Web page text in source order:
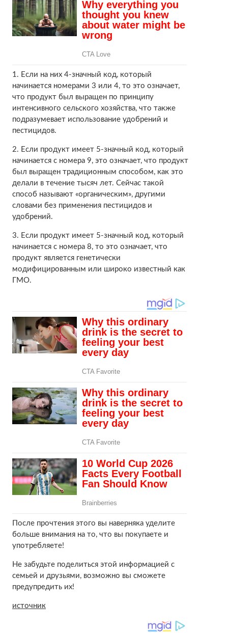
1. Если на них 4-значный код, который
начинается номерами 3 или 4, то это означает,
что продукт был выращен по принципу
интенсивного сельского хозяйства, что также
подразумевает использование удобрений и
пестицидов.
2. Если продукт имеет 5-значный код, который
начинается с номера 9, это означает, что продукт
был выращен традиционным способом, как это
делали в течение тысяч лет. Сейчас такой
способ называют «органическим», другими
словами без применения пестицидов и
удобрений.
3. Если продукт имеет 5-значный код, который
начинается с номера 8, то это означает, что
продукт является генетически
модифицированным или широко известный как
ГМО.
После прочтения этого вы наверняка уделите
больше внимания на то, что вы покупаете и
употребляете!
Не забудьте поделиться этой информацией с
семьей и друзьями, возможно вы сможете
предупредить их!
источник